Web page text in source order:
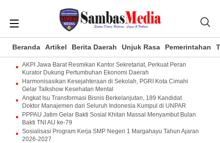
Beranda Artikel Berita Daerah Unjuk Rasa Pemerintahan
AKPI Jawa Barat Resmikan Kantor Sekretariat, Perkuat Peran
Kurator Dukung Pertumbuhan Ekonomi Daerah
Harmonisasikan Kesejahteraan di Sekolah, PGRI Kota Cimahi
Gelar Talkshow Kesehatan Mental
Angkat Isu Transformasi Bisnis Berkelanjutan, 189 Kandidat
Doktor Manajemen dari Seluruh Indonesia Kumpul di UNPAR
PPPAU Jatim Gelar Bakti Sosial Khitan Massal Menyambut Bulan
Bakti TNI AU ke-79
Sosialisasi Program Kerja SMP Negeri 1 Margahayu Tahun Ajaran
2026-2027